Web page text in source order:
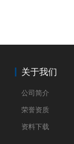
关于我们
公司简介
荣誉资质
资料下载